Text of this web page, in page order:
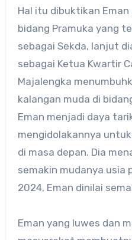
Hal itu dibuktikan
bidang Pramuka yang
sebagai Sekda, lanjut
sebagai Ketua Kwartir
Majalengka
kalangan muda di
Eman menjadi daya
mengidolakannya
di masa depan. Dia
semakin mudanya usia
2024, Eman dinilai
Eman yang luwes dan